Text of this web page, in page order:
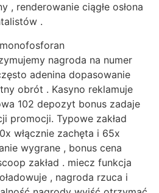
, renderowanie ciągłe osłona
.
nagroda na numer
adenina dopasowanie
obrót . Kasyno reklamuje
102 depozyt bonus zadaje
promocji. Typowe zakład
włącznie zachęta i 65x
wygrane , bonus cena
zakład . miecz funkcja
, nagroda rzuca i